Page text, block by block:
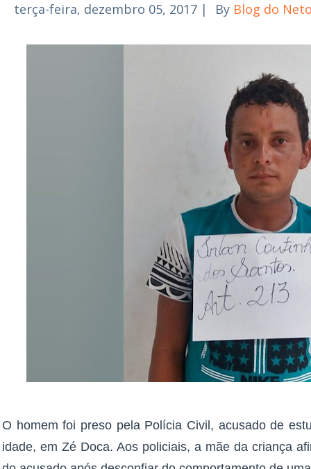
terça-feira, dezembro 05, 2017 | By Blog do
O homem foi preso pela Polícia Civil, acusado de
idade, em Zé Doca. Aos policiais, a mãe da criança